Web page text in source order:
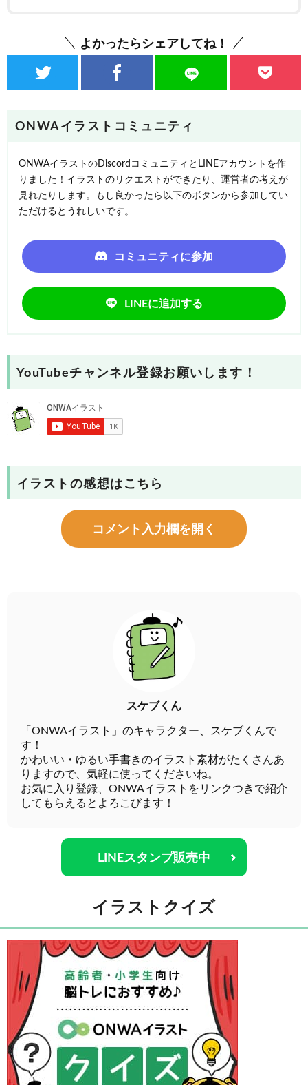
よかったらシェアしてね！
ONWAイラストコミュニティ
ONWAイラストのDiscordコミュニティとLINEアカウントを作
りました！イラストのリクエストができたり、運営者の考えが
見れたりします。もし良かったら以下のボタンから参加してい
ただけるとうれしいです。
コミュニティに参加
LINEに追加する
YouTubeチャンネル登録お願いします！
イラストの感想はこちら
コメント入力欄を開く
スケブくん
「ONWAイラスト」のキャラクター、スケブくんで
す！
かわいい・ゆるい手書きのイラスト素材がたくさんあ
りますので、気軽に使ってくださいね。
お気に入り登録、ONWAイラストをリンクつきで紹介
してもらえるとよろこびます！
LINEスタンプ販売中
イラストクイズ